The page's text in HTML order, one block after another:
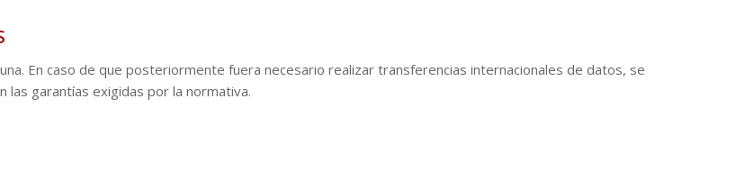
En caso de que posteriormente fuera necesario realizar transferencias internacionales de datos, se
garantías exigidas por la normativa.